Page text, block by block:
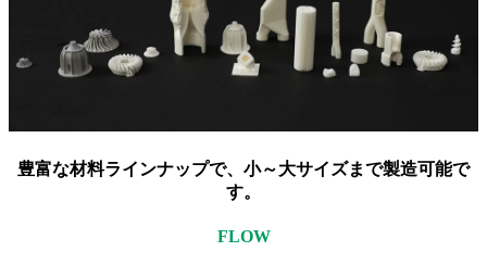
豊富な材料ラインナップで、小～大サイズまで製造可能で
す。
FLOW